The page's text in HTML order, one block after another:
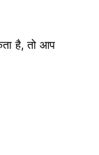
है, तो आप